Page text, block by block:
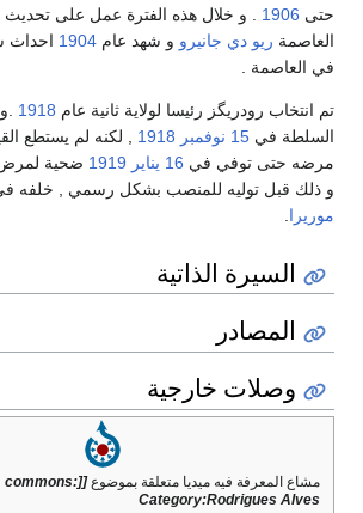
حتى 1906 . و خلال هذه الفترة عمل على تحديث
العاصمة ريو دي جانيرو و شهد عام 1904 احداث
في العاصمة .
تم انتخاب رودريگز رئيسا لولاية ثانية عام 1918
السلطة في 15 نوفمبر 1918 , لكنه لم يستطع
مرضه حتى توفي في 16 يناير 1919 ضحية
و ذلك قبل توليه للمنصب بشكل رسمي , خلفه في
موريرا
السيرة الذاتية
المصادر
وصلات خارجية
مشاع المعرفة فيه ميديا متعلقة بموضوع [[commons:
Category:Rodrigues Alves